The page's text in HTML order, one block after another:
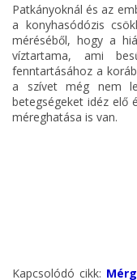
Patkányoknál és az
a konyhasódózis
méréséből, hogy a
víztartama, ami
fenntartásához a
a szívet még nem
betegségeket idéz elő
méreghatása is van.
Kapcsolódó cikk: